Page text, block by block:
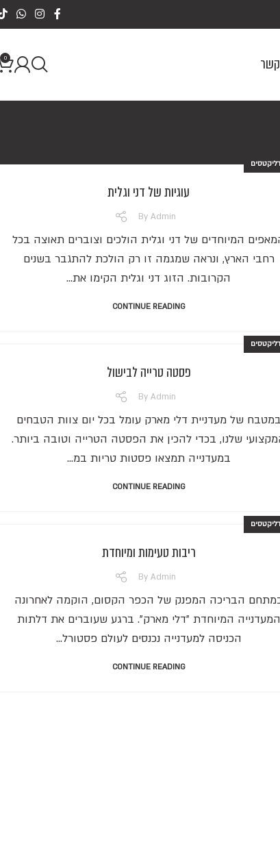
0
דליקטסים
עוגיות של דני וגלית
By Admin
המיוחדים של דני וגלית הולכים וצוברים תאוצה בכל
רחבי הארץ, ונראה שמגמה זו רק הולכת להתגבר בשנים
הקרובות. הזוג דני וגלית הקימו את...
CONTINUE READING
דליקטסים
פסטה טרייה לבישול
By Admin
במטבח של מעדניית דלי מארק עומל בכל יום צוות הטבחים
שלנו, בכדי להכין את הפסטה הטרייה וטובה ביותר.
במעדנייה תמצאו פסטות טריות במ...
CONTINUE READING
דליקטסים
ריבות טעימות ומיוחדת
By Admin
הבריכה המפנק של הכפר הקסום, הוקמה לאחרונה
המעדנייה המיוחדת "דלי מארק". ברגע שעוברים את דלתות
הכניסה למעדנייה נכנסים לעולם פסטורל...
CONTINUE READING